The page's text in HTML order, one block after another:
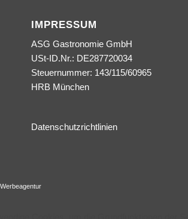
IMPRESSUM
ASG Gastronomie GmbH
USt-ID.Nr.: DE287720034
Steuernummer: 143/115/60965
HRB München
Datenschutzrichtlinien